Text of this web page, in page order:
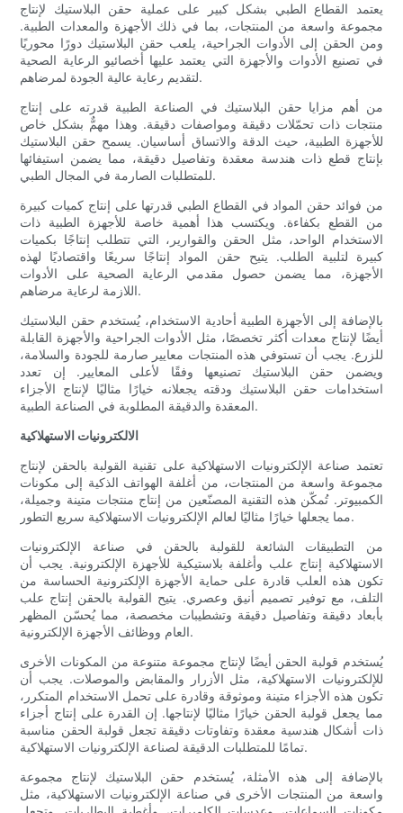
يعتمد القطاع الطبي بشكل كبير على عملية حقن البلاستيك لإنتاج
مجموعة واسعة من المنتجات، بما في ذلك الأجهزة والمعدات الطبية.
ومن الحقن إلى الأدوات الجراحية، يلعب حقن البلاستيك دورًا محوريًا
في تصنيع الأدوات والأجهزة التي يعتمد عليها أخصائيو الرعاية الصحية
لتقديم رعاية عالية الجودة لمرضاهم.
من أهم مزايا حقن البلاستيك في الصناعة الطبية قدرته على إنتاج
منتجات ذات تحمّلات دقيقة ومواصفات دقيقة. وهذا مهمٌّ بشكل خاص
للأجهزة الطبية، حيث الدقة والاتساق أساسيان. يسمح حقن البلاستيك
بإنتاج قطع ذات هندسة معقدة وتفاصيل دقيقة، مما يضمن استيفائها
للمتطلبات الصارمة في المجال الطبي.
من فوائد حقن المواد في القطاع الطبي قدرتها على إنتاج كميات كبيرة
من القطع بكفاءة. ويكتسب هذا أهمية خاصة للأجهزة الطبية ذات
الاستخدام الواحد، مثل الحقن والقوارير، التي تتطلب إنتاجًا بكميات
كبيرة لتلبية الطلب. يتيح حقن المواد إنتاجًا سريعًا واقتصاديًا لهذه
الأجهزة، مما يضمن حصول مقدمي الرعاية الصحية على الأدوات
اللازمة لرعاية مرضاهم.
بالإضافة إلى الأجهزة الطبية أحادية الاستخدام، يُستخدم حقن البلاستيك
أيضًا لإنتاج معدات أكثر تخصصًا، مثل الأدوات الجراحية والأجهزة القابلة
للزرع. يجب أن تستوفي هذه المنتجات معايير صارمة للجودة والسلامة،
ويضمن حقن البلاستيك تصنيعها وفقًا لأعلى المعايير. إن تعدد
استخدامات حقن البلاستيك ودقته يجعلانه خيارًا مثاليًا لإنتاج الأجزاء
المعقدة والدقيقة المطلوبة في الصناعة الطبية.
الالكترونيات الاستهلاكية
تعتمد صناعة الإلكترونيات الاستهلاكية على تقنية القولبة بالحقن لإنتاج
مجموعة واسعة من المنتجات، من أغلفة الهواتف الذكية إلى مكونات
الكمبيوتر. تُمكّن هذه التقنية المصنّعين من إنتاج منتجات متينة وجميلة،
مما يجعلها خيارًا مثاليًا لعالم الإلكترونيات الاستهلاكية سريع التطور.
من التطبيقات الشائعة للقولبة بالحقن في صناعة الإلكترونيات
الاستهلاكية إنتاج علب وأغلفة بلاستيكية للأجهزة الإلكترونية. يجب أن
تكون هذه العلب قادرة على حماية الأجهزة الإلكترونية الحساسة من
التلف، مع توفير تصميم أنيق وعصري. يتيح القولبة بالحقن إنتاج علب
بأبعاد دقيقة وتفاصيل دقيقة وتشطيبات مخصصة، مما يُحسّن المظهر
العام ووظائف الأجهزة الإلكترونية.
يُستخدم قولبة الحقن أيضًا لإنتاج مجموعة متنوعة من المكونات الأخرى
للإلكترونيات الاستهلاكية، مثل الأزرار والمقابض والموصلات. يجب أن
تكون هذه الأجزاء متينة وموثوقة وقادرة على تحمل الاستخدام المتكرر،
مما يجعل قولبة الحقن خيارًا مثاليًا لإنتاجها. إن القدرة على إنتاج أجزاء
ذات أشكال هندسية معقدة وتفاوتات دقيقة تجعل قولبة الحقن مناسبة
تمامًا للمتطلبات الدقيقة لصناعة الإلكترونيات الاستهلاكية.
بالإضافة إلى هذه الأمثلة، يُستخدم حقن البلاستيك لإنتاج مجموعة
واسعة من المنتجات الأخرى في صناعة الإلكترونيات الاستهلاكية، مثل